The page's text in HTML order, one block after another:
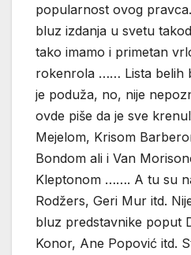
popularnost ovog
bluz izdanja u svetu
tako imamo i primetan
rokenrola …… Lista belih
je poduža, no, nije
ovde piše da je sve
Mejelom, Krisom
Bondom ali i Van
Kleptonom ……. A tu su
Rodžers, Geri Mur itd.
bluz predstavnike poput
Konor, Ane Popović itd.